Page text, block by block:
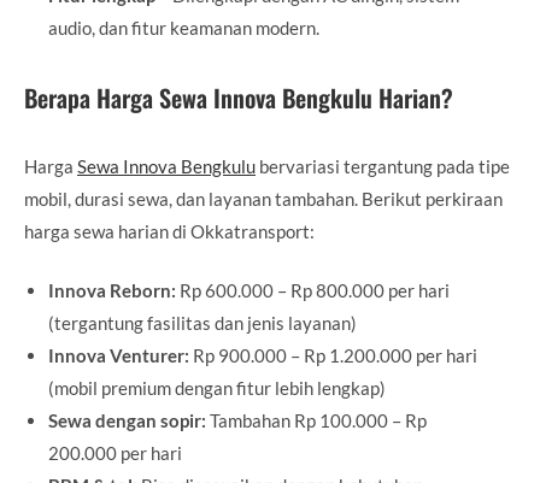
audio, dan fitur keamanan modern.
Berapa Harga Sewa Innova Bengkulu Harian?
Harga Sewa Innova Bengkulu bervariasi tergantung pada tipe
mobil, durasi sewa, dan layanan tambahan. Berikut perkiraan
harga sewa harian di Okkatransport:
Innova Reborn: Rp 600.000 – Rp 800.000 per hari
(tergantung fasilitas dan jenis layanan)
Innova Venturer: Rp 900.000 – Rp 1.200.000 per hari
(mobil premium dengan fitur lebih lengkap)
Sewa dengan sopir: Tambahan Rp 100.000 – Rp
200.000 per hari